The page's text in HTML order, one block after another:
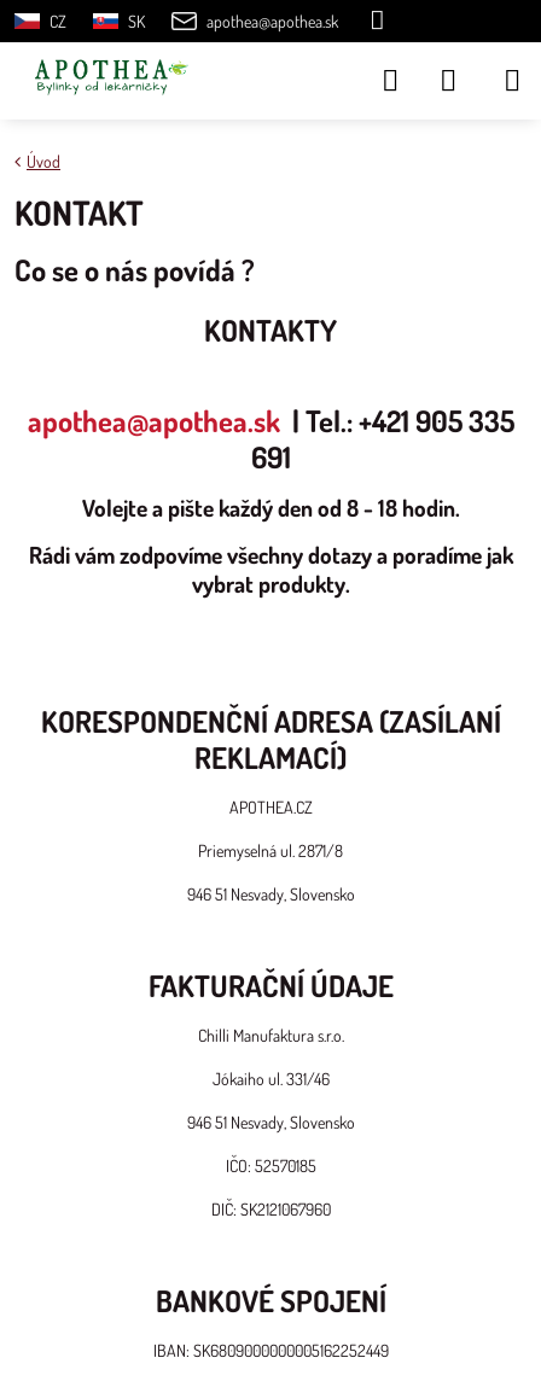
CZ SK apothea@apothea.sk
Úvod
KONTAKT
Co se o nás povídá ?
KONTAKTY
apothea@apothea.sk| Tel.: +421 905 335
691
Volejte a pište každý denod 8 - 18 hodin.
Rádi vámzodpovíme všechny dotazya poradíme jak
vybrat produkty.
KORESPONDENČNÍ ADRESA (ZASÍLANÍ
REKLAMACÍ)
APOTHEA.CZ
Priemyselná ul. 2871/8
946 51 Nesvady, Slovensko
FAKTURAČNÍ ÚDAJE
Chilli Manufaktura s.r.o.
Jókaiho ul. 331/46
946 51 Nesvady, Slovensko
IČO: 52570185
DIČ: SK2121067960
BANKOVÉ SPOJENÍ
IBAN: SK6809000000005162252449